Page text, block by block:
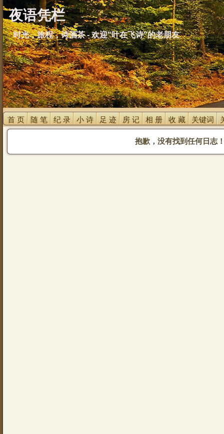
夜语凭栏
时光，旅程，诗酒茶 - 欢迎"叶在飞诗"的老朋友
首 页 随 笔 纪 录 小 诗 足 迹 房 记 相 册 收 藏 关键词
抱歉，没有找到任何日志